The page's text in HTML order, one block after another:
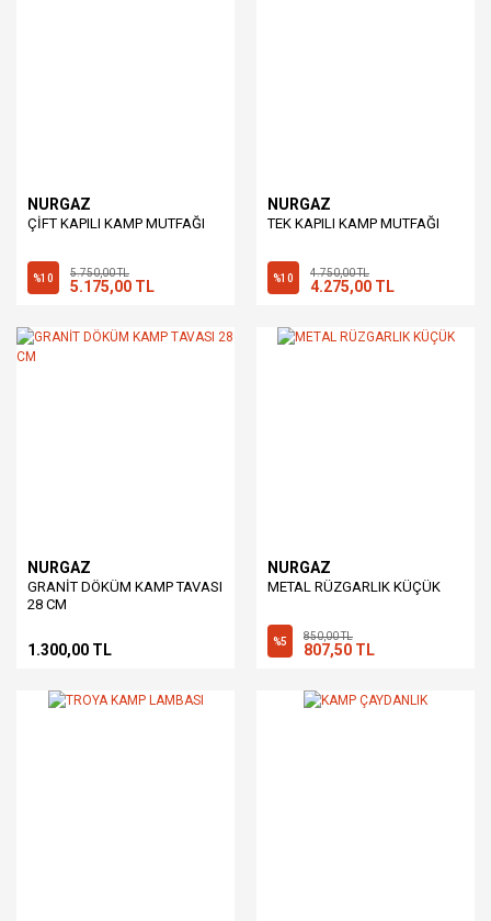
NURGAZ
ÇİFT KAPILI KAMP MUTFAĞI
%10 5.750,00 TL
5.175,00 TL
NURGAZ
TEK KAPILI KAMP MUTFAĞI
%10 4.750,00 TL
4.275,00 TL
NURGAZ
GRANİT DÖKÜM KAMP TAVASI
28 CM
1.300,00 TL
NURGAZ
METAL RÜZGARLIK KÜÇÜK
%5 850,00 TL
807,50 TL